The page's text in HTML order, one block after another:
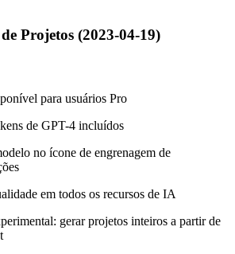
Projetos (2023-04-19)
para usuários Pro
de GPT-4 incluídos
no ícone de engrenagem de
em todos os recursos de IA
gerar projetos inteiros a partir de